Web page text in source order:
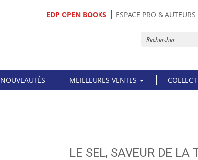
EDP OPEN BOOKS ESPACE PRO & AUTEURS
NOUVEAUTÉS MEILLEURES VENTES
LE SEL, SAVEUR DE LA